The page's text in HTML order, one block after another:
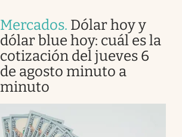
Mercados. Dólar hoy y
dólar blue hoy: cuál es la
cotización del jueves 6
de agosto minuto a
minuto